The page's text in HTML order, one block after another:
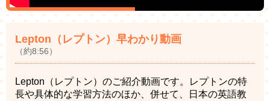
Lepton（レプトン）早わかり動画
（約8:56）
Lepton（レプトン）のご紹介動画です。レプトンの特
長や具体的な学習方法のほか、併せて、日本の英語教